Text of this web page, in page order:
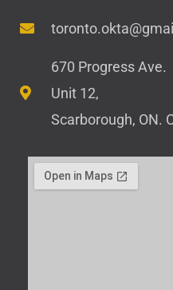
670 Progress Ave.
Unit 12,
Scarborough, ON.